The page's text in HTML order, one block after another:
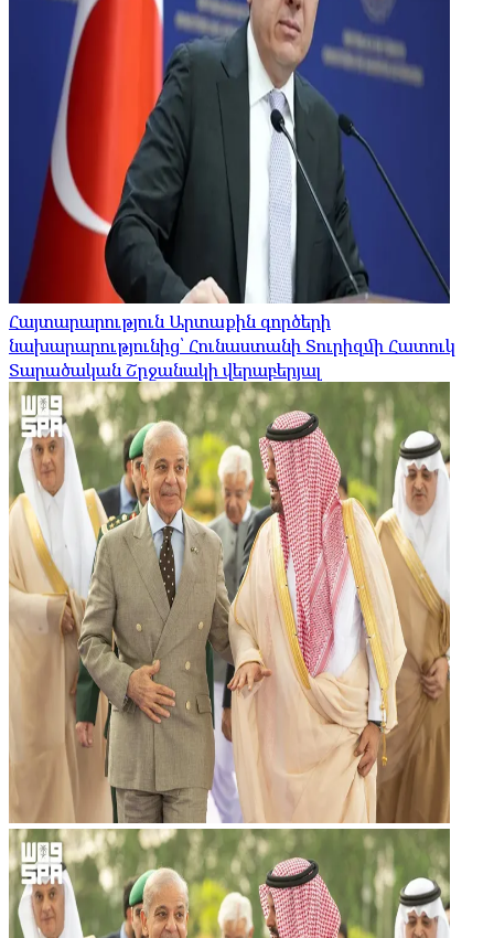
Հայտարարություն Արտաքին գործերի
նախարարությունից՝ Հունաստանի Տուրիզմի Հատուկ
Տարածական Շրջանակի վերաբերյալ